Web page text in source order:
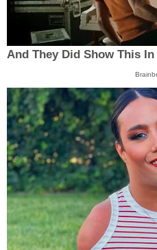
And They Did Show This